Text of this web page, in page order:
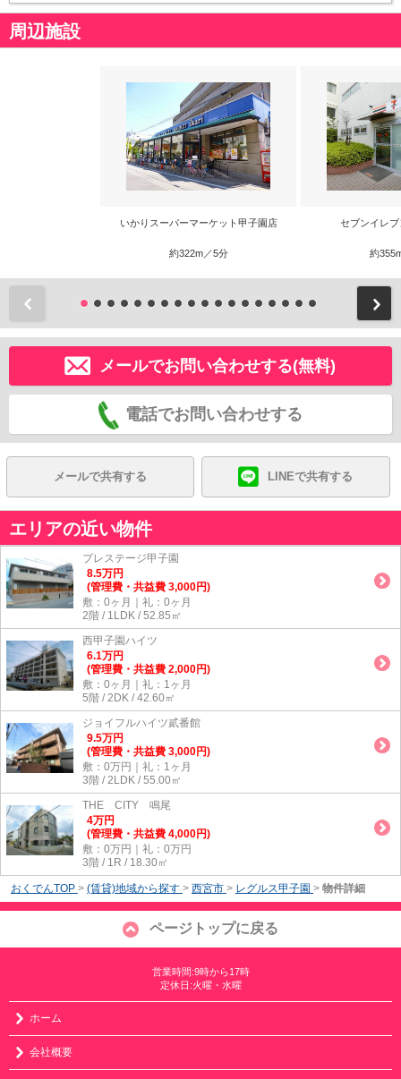
周辺施設
いかりスーパーマーケット甲子園店
約322m／5分
セブンイレ
約
メールでお問い合わせする(無料)
電話でお問い合わせする
メールで共有する LINEで共有する
エリアの近い物件
プレステージ甲子園
8.5万円
(管理費・共益費 3,000円)
敷：0ヶ月｜礼：0ヶ月
2階 / 1LDK / 52.85㎡
西甲子園ハイツ
6.1万円
(管理費・共益費 2,000円)
敷：0ヶ月｜礼：1ヶ月
5階 / 2DK / 42.60㎡
ジョイフルハイツ貳番館
9.5万円
(管理費・共益費 3,000円)
敷：0万円｜礼：1ヶ月
3階 / 2LDK / 55.00㎡
THE CITY 鳴尾
4万円
(管理費・共益費 4,000円)
敷：0万円｜礼：0万円
3階 / 1R / 18.30㎡
おくでんTOP > (賃貸)地域から探す > 西宮市 > レグルス甲子園 > 物件詳細
ページトップに戻る
営業時間:9時から17時
定休日:火曜・水曜
ホーム
会社概要